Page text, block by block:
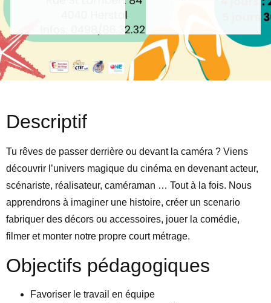
Descriptif
Tu rêves de passer derrière ou devant la caméra ? Viens
découvrir l’univers magique du cinéma en devenant acteur,
scénariste, réalisateur, caméraman … Tout à la fois. Nous
apprendrons à imaginer une histoire, créer un scenario
fabriquer des décors ou accessoires, jouer la comédie,
filmer et monter notre propre court métrage.
Objectifs pédagogiques
Favoriser le travail en équipe